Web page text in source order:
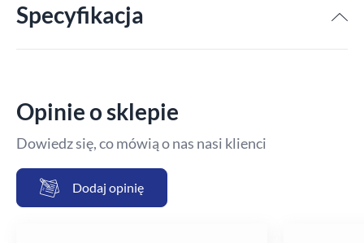
Specyfikacja
Opinie o sklepie
Dowiedz się, co mówią o nas nasi klienci
Dodaj opinię